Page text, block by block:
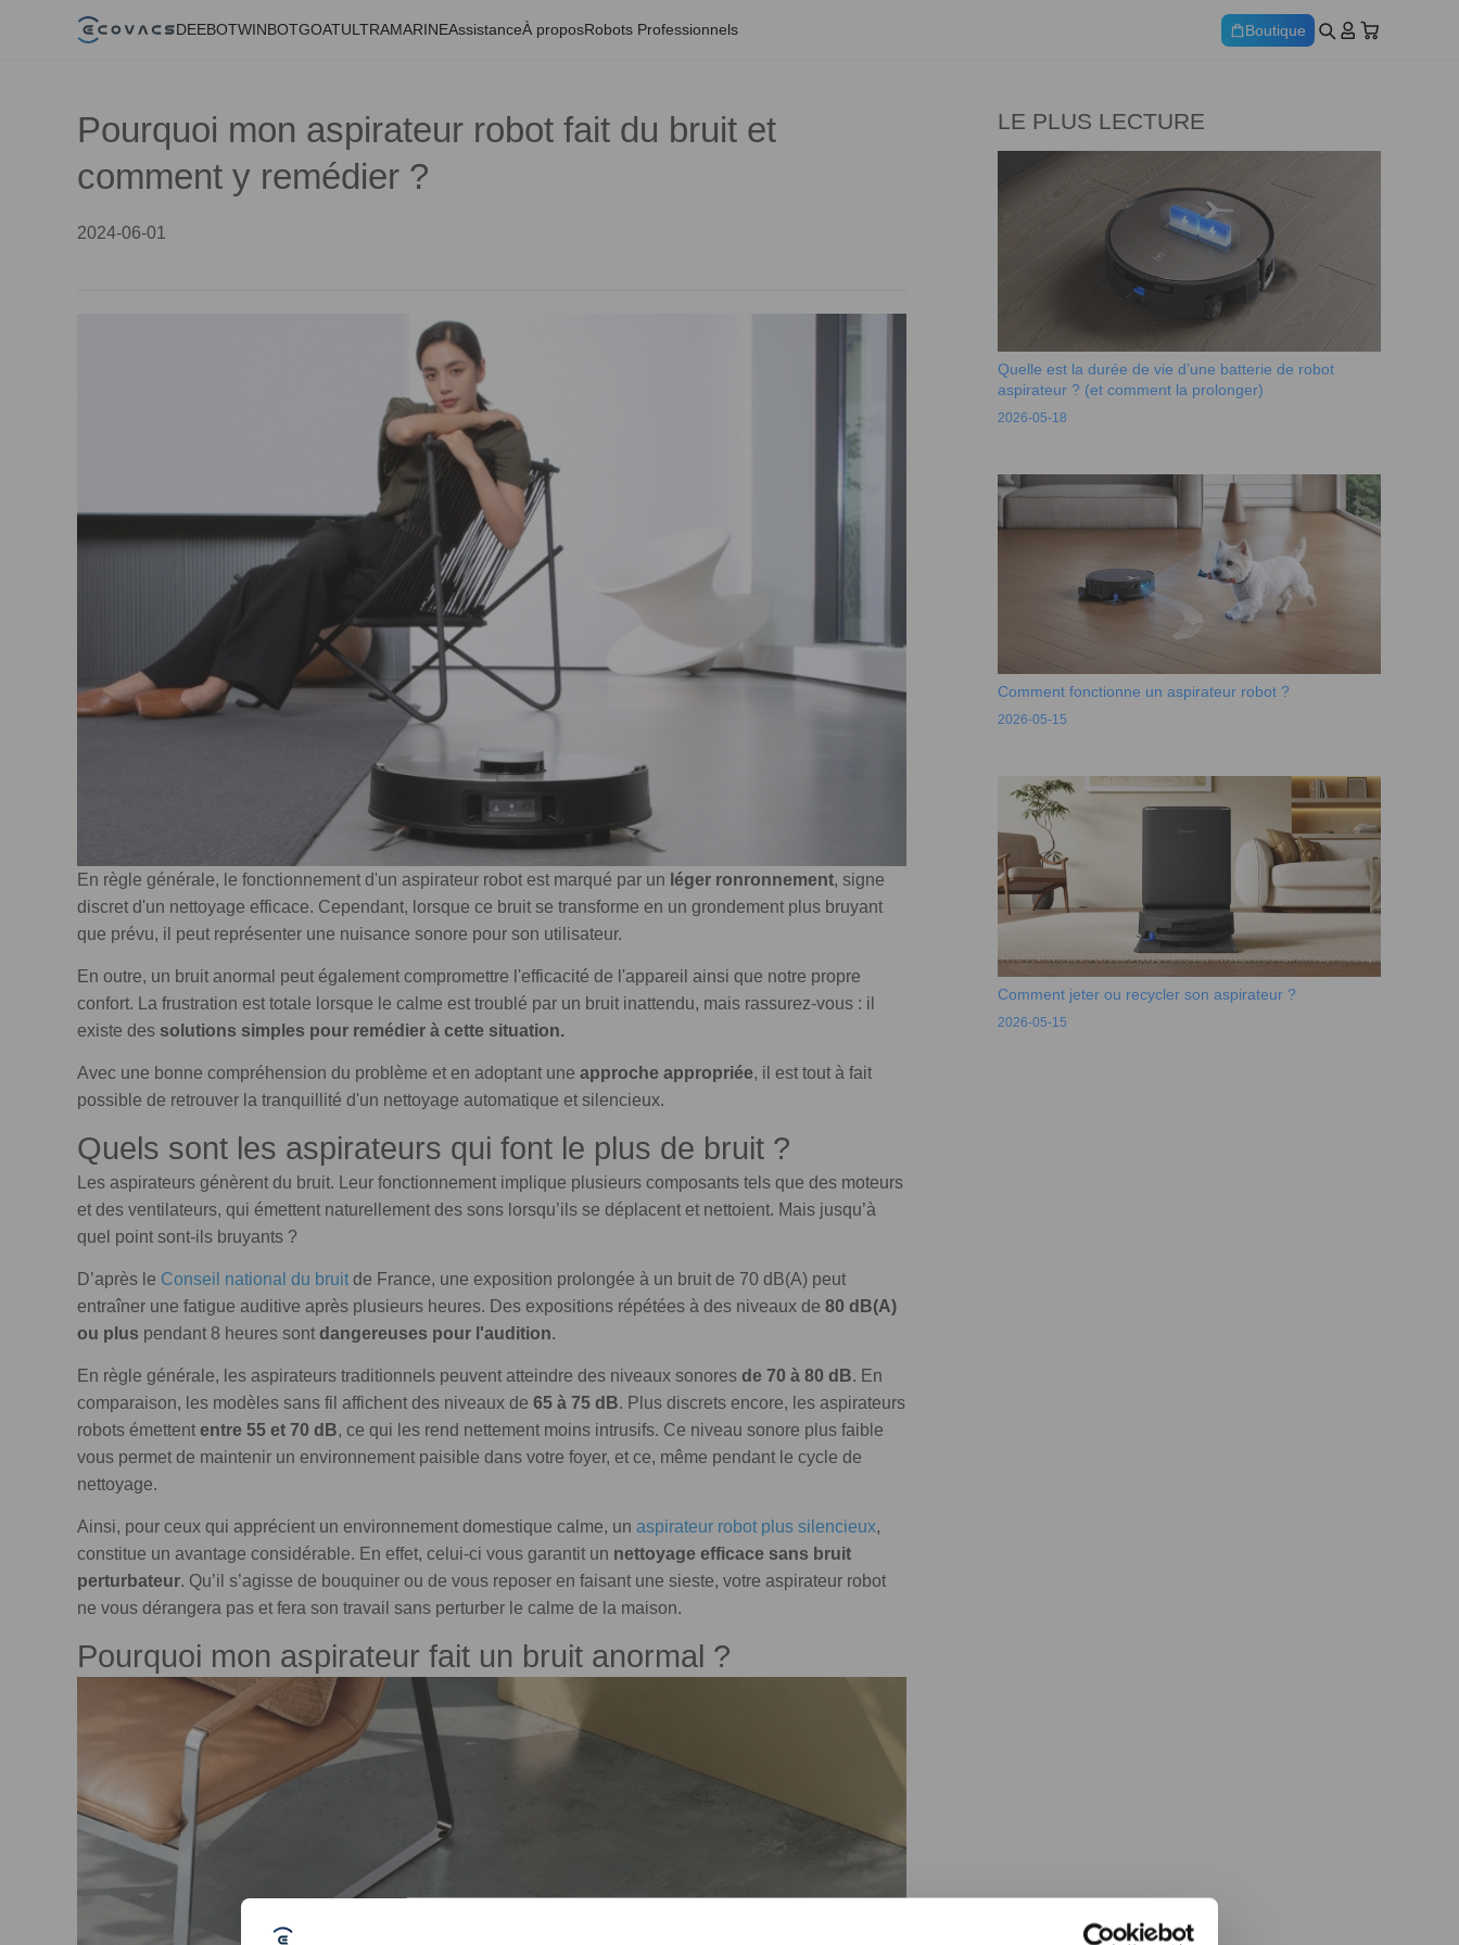
DEEBOTWINBOTGOATULTRAMARINEAssistanceÀ proposRobots Professionnels Boutique
Pourquoi mon aspirateur robot fait du bruit et
comment y remédier ?
2024-06-01
En règle générale, le fonctionnement d'un aspirateur robot est marqué par un léger ronronnement, signe
discret d'un nettoyage efficace. Cependant, lorsque ce bruit se transforme en un grondement plus bruyant
que prévu, il peut représenter une nuisance sonore pour son utilisateur.
En outre, un bruit anormal peut également compromettre l'efficacité de l'appareil ainsi que notre propre
confort. La frustration est totale lorsque le calme est troublé par un bruit inattendu, mais rassurez-vous : il
existe des solutions simples pour remédier à cette situation.
Avec une bonne compréhension du problème et en adoptant une approche appropriée, il est tout à fait
possible de retrouver la tranquillité d'un nettoyage automatique et silencieux.
Quels sont les aspirateurs qui font le plus de bruit ?
Les aspirateurs génèrent du bruit. Leur fonctionnement implique plusieurs composants tels que des moteurs
et des ventilateurs, qui émettent naturellement des sons lorsqu’ils se déplacent et nettoient. Mais jusqu’à
quel point sont-ils bruyants ?
D’après le Conseil national du bruit de France, une exposition prolongée à un bruit de 70 dB(A) peut
entraîner une fatigue auditive après plusieurs heures. Des expositions répétées à des niveaux de 80 dB(A)
ou plus pendant 8 heures sont dangereuses pour l'audition.
En règle générale, les aspirateurs traditionnels peuvent atteindre des niveaux sonores de 70 à 80 dB. En
comparaison, les modèles sans fil affichent des niveaux de 65 à 75 dB. Plus discrets encore, les aspirateurs
robots émettent entre 55 et 70 dB, ce qui les rend nettement moins intrusifs. Ce niveau sonore plus faible
vous permet de maintenir un environnement paisible dans votre foyer, et ce, même pendant le cycle de
nettoyage.
Ainsi, pour ceux qui apprécient un environnement domestique calme, un aspirateur robot plus silencieux,
constitue un avantage considérable. En effet, celui-ci vous garantit un nettoyage efficace sans bruit
perturbateur. Qu’il s’agisse de bouquiner ou de vous reposer en faisant une sieste, votre aspirateur robot
ne vous dérangera pas et fera son travail sans perturber le calme de la maison.
Pourquoi mon aspirateur fait un bruit anormal ?
LE PLUS LECTURE
Quelle est la durée de vie d’une batterie de robot
aspirateur ? (et comment la prolonger)
2026-05-18
Comment fonctionne un aspirateur robot ?
2026-05-15
Comment jeter ou recycler son aspirateur ?
2026-05-15